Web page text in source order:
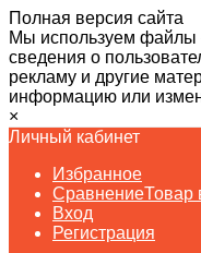
Полная версия сайта
Мы используем файлы
сведения о
рекламу и другие
информацию или
×
Личный кабинет
Избранное
СравнениеТовар
Вход
Регистрация